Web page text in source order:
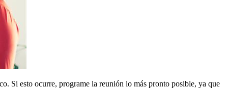
Si esto ocurre, programe la reunión lo más pronto posible, ya que